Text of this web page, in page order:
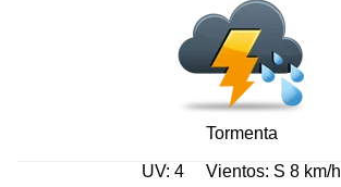
Tormenta
UV: 4 Vientos: S 8 km/h